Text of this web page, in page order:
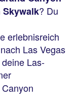
Skywalk? Du
erlebnisreich
Las Vegas
Las-